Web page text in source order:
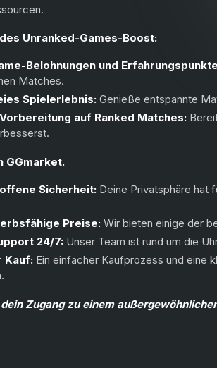
Unranked-Games-Boost:
Belohnungen und
Matches.
Spielerlebnis: Genieße entspannte
auf Ranked Matches:
GGmarket.
Sicherheit: Deine Privatsphäre hat
Preise: Wir bieten einige der
24/7: Unser Team ist rund um die
Kauf:Ein einfacher Kaufprozess und eine
Zugang zu einem